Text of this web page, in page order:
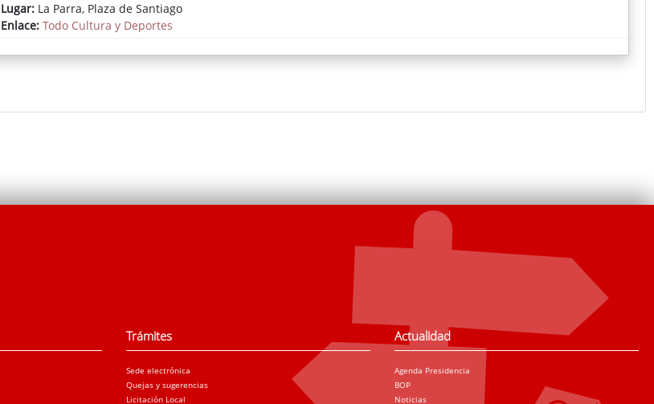
Lugar:La Parra, Plaza de Santiago
Enlace: Todo Cultura y Deportes
Trámites
Sede electrónica
Quejas y sugerencias
Licitación Local
Actualidad
Agenda Presidencia
BOP
Noticias